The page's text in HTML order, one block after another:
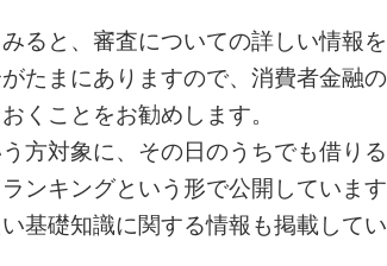
ると、審査についての詳しい情報
たまにありますので、消費者金融
くことをお勧めします。
方対象に、その日のうちでも借り
ンキングという形で公開していま
基礎知識に関する情報も掲載してい